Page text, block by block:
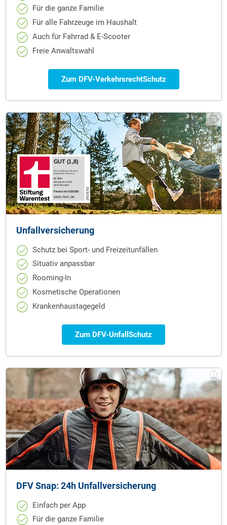
Für die ganze Familie
Für alle Fahrzeuge im Haushalt
Auch für Fahrrad & E-Scooter
Freie Anwaltswahl
Zum DFV-VerkehrsrechtSchutz
Unfall­versicherung
Schutz bei Sport- und Freizeitunfällen
Situativ anpassbar
Rooming-In
Kosmetische Operationen
Krankenhaustagegeld
Zum DFV-UnfallSchutz
DFV Snap: 24h Unfallversicherung
Einfach per App
Für die ganze Familie